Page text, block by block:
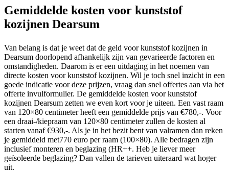
Gemiddelde kosten voor kunststof
kozijnen Dearsum
Van belang is dat je weet dat de geld voor kunststof kozijnen in
Dearsum doorlopend afhankelijk zijn van gevarieerde factoren en
omstandigheden. Daarom is er een uitdaging in het noemen van
directe kosten voor kunststof kozijnen. Wil je toch snel inzicht in een
goede indicatie voor deze prijzen, vraag dan snel offertes aan via het
offerte invulformulier. De gemiddelde kosten voor kunststof
kozijnen Dearsum zetten we even kort voor je uiteen. Een vast raam
van 120×80 centimeter heeft een gemiddelde prijs van €780,-. Voor
een draai-/kiepraam van 120×80 centimeter zullen de kosten al
starten vanaf €930,-. Als je in het bezit bent van valramen dan reken
je gemiddeld met770 euro per raam (100×80). Alle bedragen zijn
inclusief monteren en beglazing (HR++. Heb je liever meer
geïsoleerde beglazing? Dan vallen de tarieven uiteraard wat hoger
uit.